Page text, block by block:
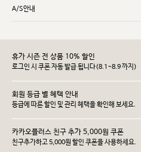
A/S안내
휴가 시즌 전 상품 10% 할인
로그인 시 쿠폰 자동 발급 됩니다(8.1~8.9 까지)
회원 등급 별 혜택 안내
등급에 따른 할인 및 관리 헤택을 확인해 보세요.
카카오플러스 친구 추가 5,000원 쿠폰
친구추가하고 5,000원 할인 쿠폰을 사용하세요.